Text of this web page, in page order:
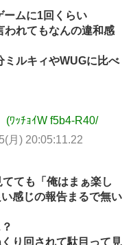
ームに1回くらい
われてもなんの違和感
ミルキィやWUGに比べ
ﾜｯﾁｮｲW f5b4-R40/
月) 20:05:11.22
ても「俺はまぁ楽し
感じの報告まるで無い
り回されて駄目って見